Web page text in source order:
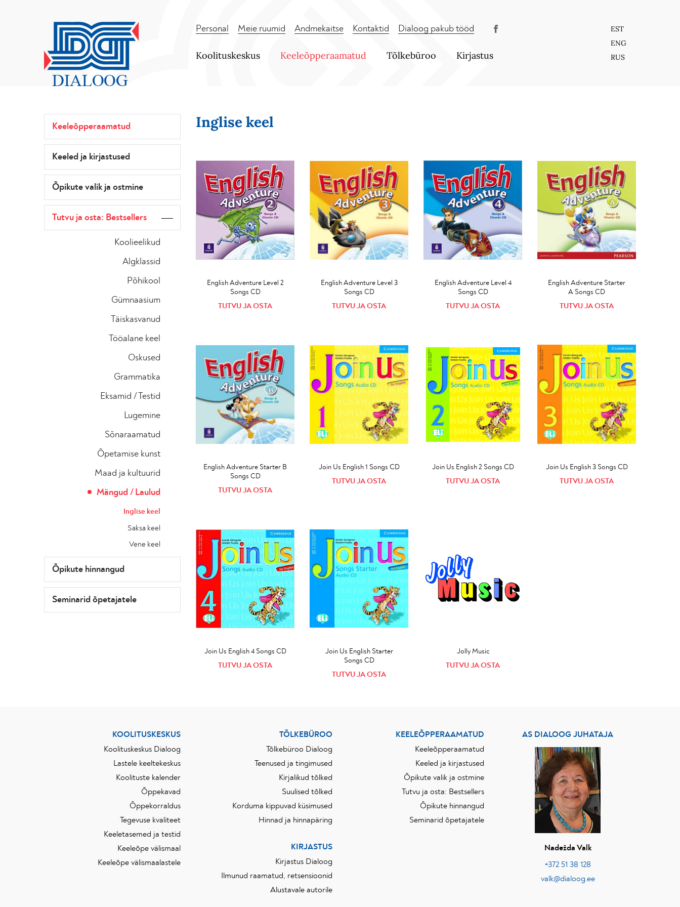
Personal Meie ruumid Andmekaitse Kontaktid Dialoog pakub tööd
Koolituskeskus Keeleõpperaamatud Tõlkebüroo Kirjastus
EST
ENG
RUS
Keeleõpperaamatud
Keeled ja kirjastused
Õpikute valik ja ostmine
Tutvu ja osta: Bestsellers
Koolieelikud
Algklassid
Põhikool
Gümnaasium
Täiskasvanud
Tööalane keel
Oskused
Grammatika
Eksamid / Testid
Lugemine
Sõnaraamatud
Õpetamise kunst
Maad ja kultuurid
Mängud / Laulud
Inglise keel
Saksa keel
Vene keel
Õpikute hinnangud
Seminarid õpetajatele
Inglise keel
English Adventure Level 2
Songs CD
TUTVU JA OSTA
English Adventure Level 3
Songs CD
TUTVU JA OSTA
English Adventure Level 4
Songs CD
TUTVU JA OSTA
English Adventure Starter
A Songs CD
TUTVU JA OSTA
English Adventure Starter B
Songs CD
TUTVU JA OSTA
Join Us English 1 Songs CD
TUTVU JA OSTA
Join Us English 2 Songs CD
TUTVU JA OSTA
Join Us English 3 Songs CD
TUTVU JA OSTA
Join Us English 4 Songs CD
TUTVU JA OSTA
Join Us English Starter
Songs CD
TUTVU JA OSTA
Jolly Music
TUTVU JA OSTA
KOOLITUSKESKUS
Koolituskeskus Dialoog
Lastele keeltekeskus
Koolituste kalender
Õppekavad
Õppekorraldus
Tegevuse kvaliteet
Keeletasemed ja testid
Keeleõpe välismaal
Keeleõpe välismaalastele
TÕLKEBÜROO
Tõlkebüroo Dialoog
Teenused ja tingimused
Kirjalikud tõlked
Suulised tõlked
Korduma kippuvad küsimused
Hinnad ja hinnapäring
KIRJASTUS
Kirjastus Dialoog
Ilmunud raamatud, retsensioonid
Alustavale autorile
KEELEÕPPERAAMATUD
Keeleõpperaamatud
Keeled ja kirjastused
Õpikute valik ja ostmine
Tutvu ja osta: Bestsellers
Õpikute hinnangud
Seminarid õpetajatele
AS DIALOOG JUHATAJA
Nadežda Valk
+372 51 38 128
valk@dialoog.ee